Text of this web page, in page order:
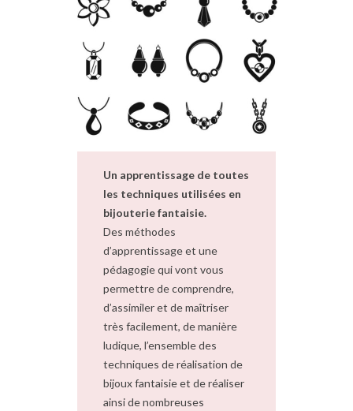
Un apprentissage de toutes
les techniques utilisées en
bijouterie fantaisie.
Des méthodes
d’apprentissage et une
pédagogie qui vont vous
permettre de comprendre,
d’assimiler et de maîtriser
très facilement, de manière
ludique, l’ensemble des
techniques de réalisation de
bijoux fantaisie et de réaliser
ainsi de nombreuses